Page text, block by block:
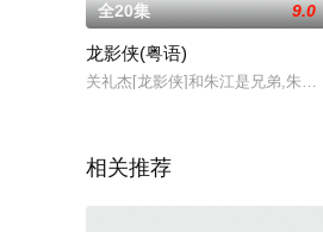
全20集 9.0
龙影侠(粤语)
关礼杰[龙影侠]和朱江是兄弟,朱
相关推荐